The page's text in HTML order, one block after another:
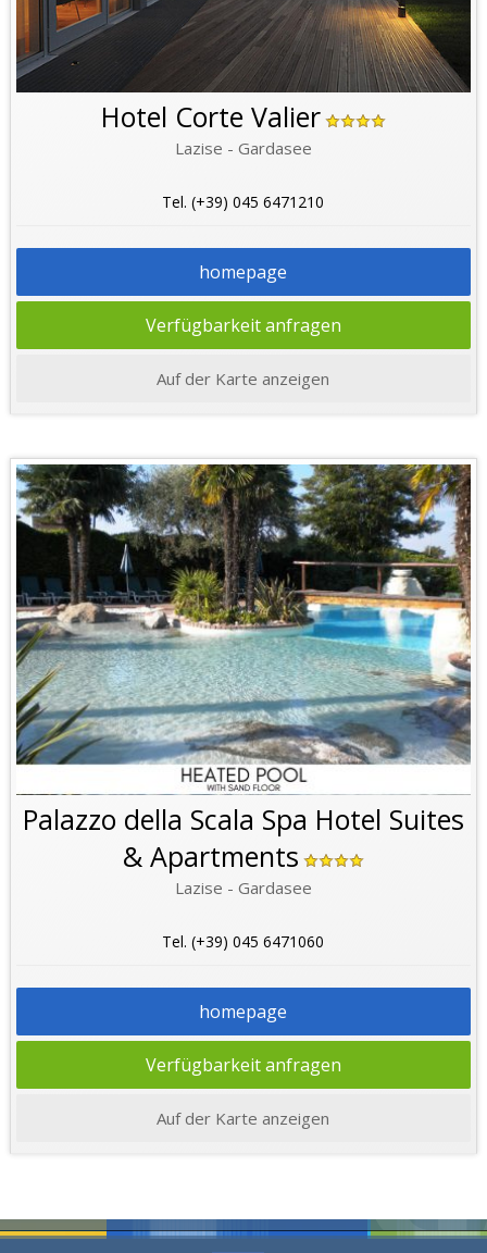
Hotel Corte Valier
Lazise - Gardasee
Tel. (+39) 045 6471210
homepage
Verfügbarkeit anfragen
Auf der Karte anzeigen
Palazzo della Scala Spa Hotel Suites
& Apartments
Lazise - Gardasee
Tel. (+39) 045 6471060
homepage
Verfügbarkeit anfragen
Auf der Karte anzeigen